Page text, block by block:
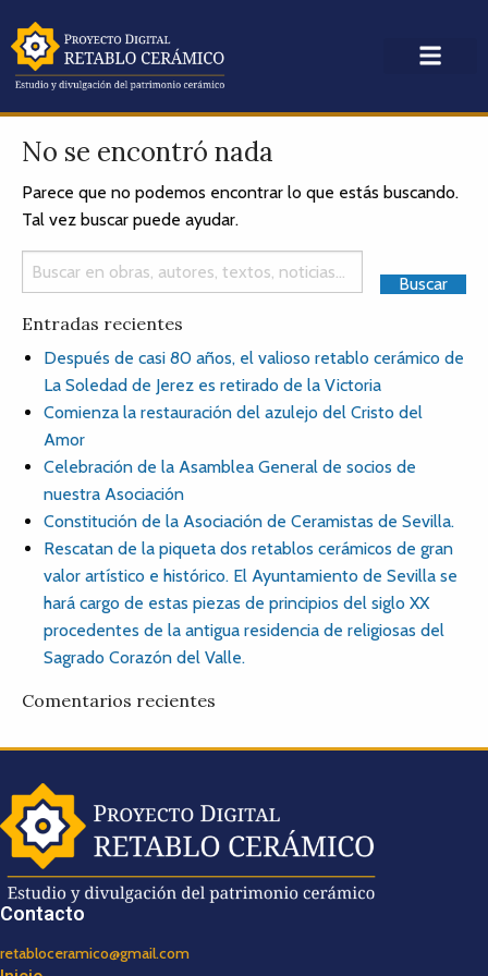
No se encontró nada
Parece que no podemos encontrar lo que estás buscando.
Tal vez buscar puede ayudar.
Entradas recientes
Después de casi 80 años, el valioso retablo cerámico de
La Soledad de Jerez es retirado de la Victoria
Comienza la restauración del azulejo del Cristo del
Amor
Celebración de la Asamblea General de socios de
nuestra Asociación
Constitución de la Asociación de Ceramistas de Sevilla.
Rescatan de la piqueta dos retablos cerámicos de gran
valor artístico e histórico. El Ayuntamiento de Sevilla se
hará cargo de estas piezas de principios del siglo XX
procedentes de la antigua residencia de religiosas del
Sagrado Corazón del Valle.
Comentarios recientes
Contacto
retabloceramico@gmail.com